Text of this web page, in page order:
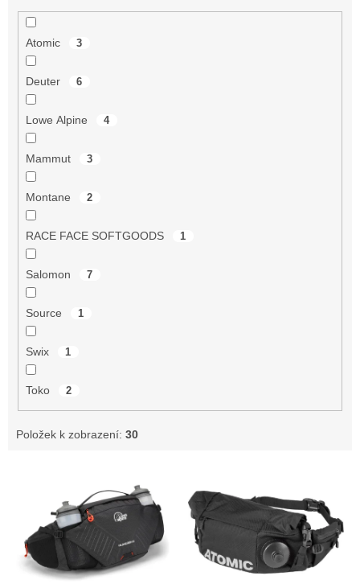
Atomic 3
Deuter 6
Lowe Alpine 4
Mammut 3
Montane 2
RACE FACE SOFTGOODS 1
Salomon 7
Source 1
Swix 1
Toko 2
Položek k zobrazení: 30